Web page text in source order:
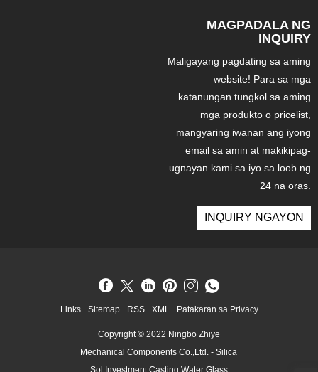
MAGPADALA NG
INQUIRY
Maligayang pagdating sa aming
website! Para sa mga
katanungan tungkol sa aming
mga produkto o pricelist,
mangyaring iwanan ang iyong
email sa amin at makikipag-
ugnayan kami sa iyo sa loob ng
24 na oras.
INQUIRY NGAYON
Links Sitemap RSS XML Patakaran sa Privacy
Copyright © 2022 Ningbo Zhiye
Mechanical Components Co.,Ltd. - Silica
Sol Investment Casting,Water Glass